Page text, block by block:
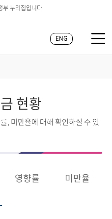
부 누리집입니다.
ENG
현황
, 미만율에 대해 확인하실 수 있
영향률 미만율